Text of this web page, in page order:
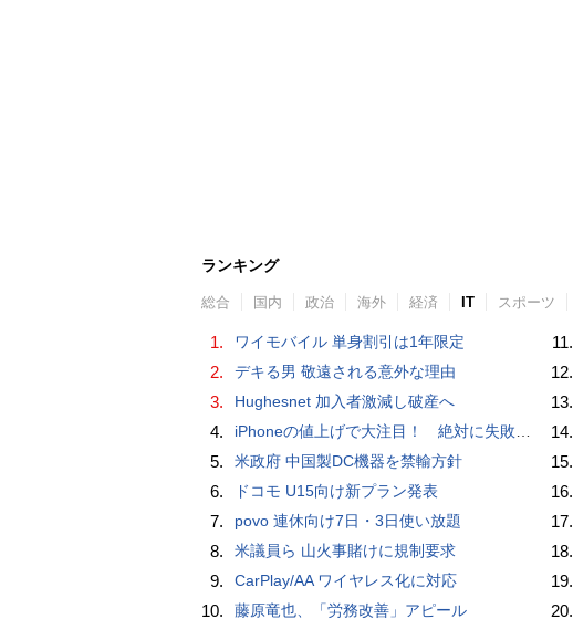
ランキング
総合 国内 政治 海外 経済 IT スポーツ
1. ワイモバイル 単身割引は1年限定
2. デキる男 敬遠される意外な理由
3. Hughesnet 加入者激減し破産へ
4. iPhoneの値上げで大注目！ 絶対に失敗しない「中古スマホ」の売り方＆買い方
5. 米政府 中国製DC機器を禁輸方針
6. ドコモ U15向け新プラン発表
7. povo 連休向け7日・3日使い放題
8. 米議員ら 山火事賭けに規制要求
9. CarPlay/AA ワイヤレス化に対応
10. 藤原竜也、「労務改善」アピール
11.
12.
13.
14.
15.
16.
17.
18.
19.
20.